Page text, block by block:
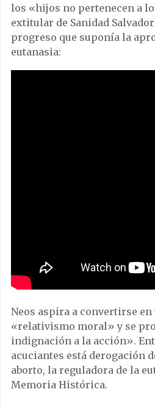
los «hijos no pertenecen a
extitular de Sanidad
progreso que suponía la
eutanasia:
Neos aspira a convertirse
«relativismo moral» y se
indignación a la acción».
acuciantes está derogación
aborto, la reguladora de la
Memoria Histórica.